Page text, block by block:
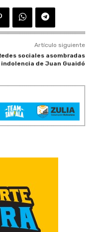
Artículo siguiente
sociales asombradas
indolencia de Juan Guaidó